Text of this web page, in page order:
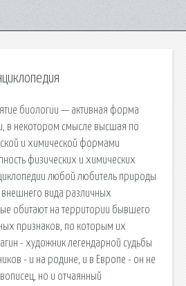
биологии — активная форма
в некотором смысле высшая по
и химической формами
физических и химических
любой любитель природы
вида различных
обитают на территории бывшего
признаков, по которым их
- художник легендарной судьбы
- и на родине, и в Европе - он не
но и отчаянный